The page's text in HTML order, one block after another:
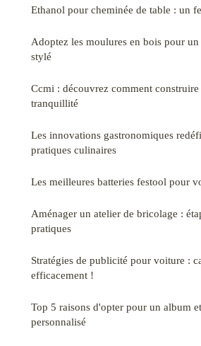
Ethanol pour cheminée de table : un
Adoptez les moulures en bois pour
stylé
Ccmi : découvrez comment construire
tranquillité
Les innovations gastronomiques
pratiques culinaires
Les meilleures batteries festool pour
Aménager un atelier de bricolage :
pratiques
Stratégies de publicité pour voiture :
efficacement !
Top 5 raisons d'opter pour un album
personnalisé